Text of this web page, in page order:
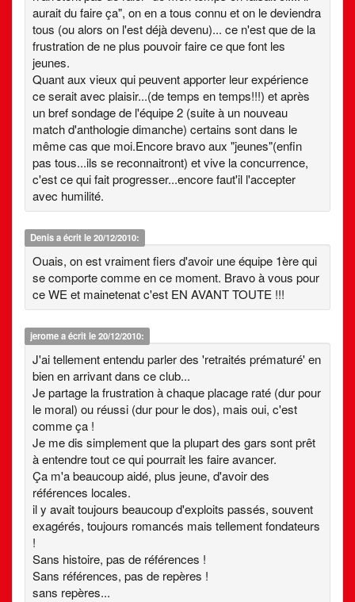
aurait du faire ça", on en a tous connu et on le deviendra
tous (ou alors on l'est déjà devenu)... ce n'est que de la
frustration de ne plus pouvoir faire ce que font les
jeunes.
Quant aux vieux qui peuvent apporter leur expérience
ce serait avec plaisir...(de temps en temps!!!) et après
un bref sondage de l'équipe 2 (suite à un nouveau
match d'anthologie dimanche) certains sont dans le
même cas que moi.Encore bravo aux "jeunes"(enfin
pas tous...ils se reconnaitront) et vive la concurrence,
c'est ce qui fait progresser...encore faut'il l'accepter
avec humilité.
Denisa écrit le 20/12/2010:
Ouais, on est vraiment fiers d'avoir une équipe 1ère qui
se comporte comme en ce moment. Bravo à vous pour
ce WE et mainetenat c'est EN AVANT TOUTE !!!
jeromea écrit le 20/12/2010:
J'ai tellement entendu parler des 'retraités prématuré' en
bien en arrivant dans ce club...
Je partage la frustration à chaque placage raté (dur pour
le moral) ou réussi (dur pour le dos), mais oui, c'est
comme ça !
Je me dis simplement que la plupart des gars sont prêt
à entendre tout ce qui pourrait les faire avancer.
Ça m'a beaucoup aidé, plus jeune, d'avoir des
références locales.
il y avait toujours beaucoup d'exploits passés, souvent
exagérés, toujours romancés mais tellement fondateurs
!
Sans histoire, pas de références !
Sans références, pas de repères !
sans repères...